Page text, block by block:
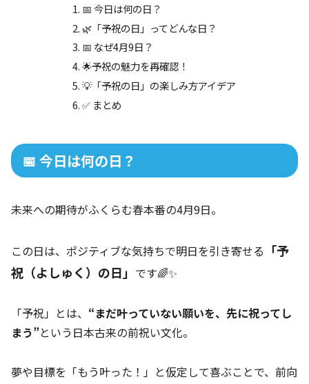
📅 今日は何の日？
🌿「予祝の日」ってどんな日？
📅 なぜ4月9日？
🌟予祝の魅力を再確認！
💡「予祝の日」の楽しみ方アイデア
✅ まとめ
📅 今日は何の日？
未来への期待がふくらむ春本番の4月9日。
この日は、ポジティブな気持ちで明日を引き寄せる 「予
祝（よしゅく）の日」 です🌈✨
「予祝」とは、 “まだ叶っていない願いを、先に祝ってし
まう”という日本古来の前祝い文化。
夢や目標を「もう叶った！」と仮定して喜ぶことで、前向